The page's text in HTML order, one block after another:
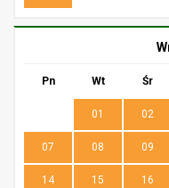
Pn Wt Śr
01 02
07 08 09
14 15 16